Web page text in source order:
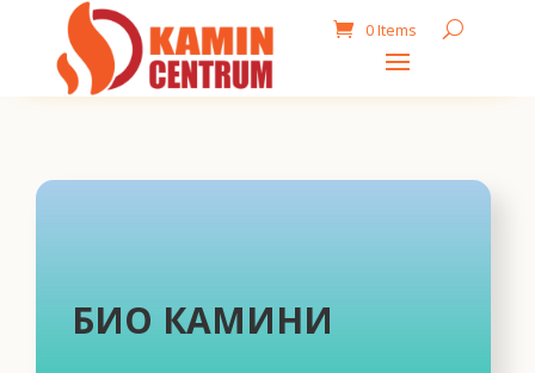
0 Items
БИО КАМИНИ